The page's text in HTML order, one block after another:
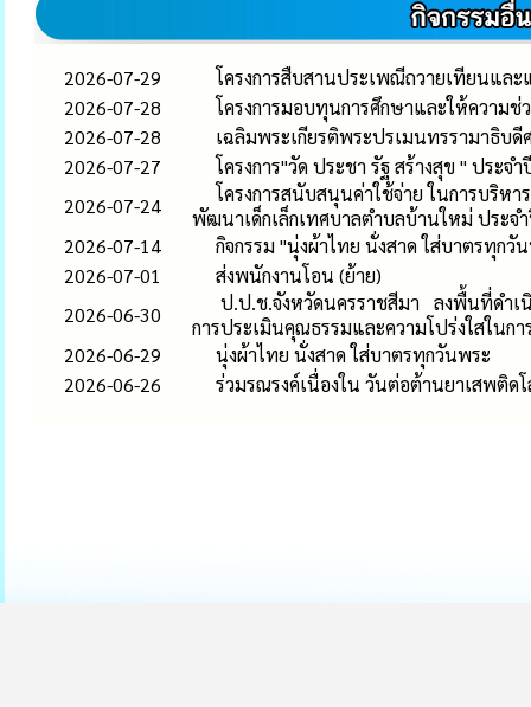
2026-07-29
โครงการสืบสานประเพณีถวายเทียนแล
2026-07-28
โครงการมอบทุนการศึกษาและให้ความ
2026-07-28
เฉลิมพระเกียรติพระปรเมนทรรามาธิบ
2026-07-27
โครงการ"วัด ประชา รัฐ สร้างสุข " ประ
2026-07-24
โครงการสนับสนุนค่าใช้จ่าย ในการบริห
พัฒนาเด็กเล็กเทศบาลตำบลบ้านใหม่ ประ
2026-07-14
กิจกรรม "นุ่งผ้าไทย นั่งสาด ใส่บาตรทุกวั
2026-07-01
ส่งพนักงานโอน (ย้าย)
2026-06-30
ป.ป.ช.จังหวัดนครราชสีมา ลงพื้นที่ดำเนิ
การประเมินคุณธรรมและความโปร่งใสในก
2026-06-29
นุ่งผ้าไทย นั่งสาด ใส่บาตรทุกวันพระ
2026-06-26
ร่วมรณรงค์เนื่องใน วันต่อต้านยาเสพติดโ